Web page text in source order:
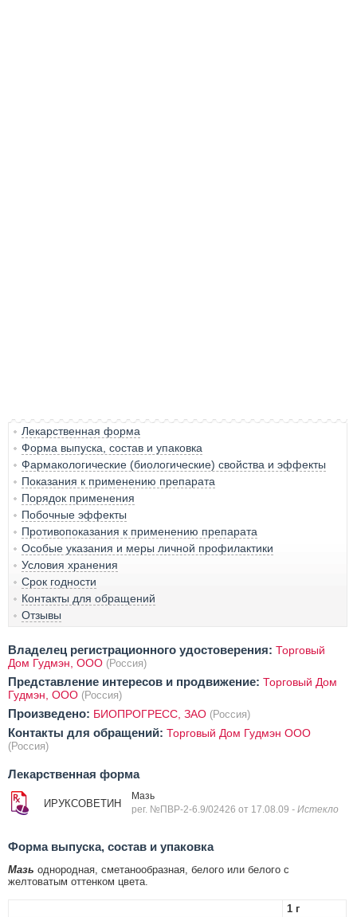
Лекарственная форма
Форма выпуска, состав и упаковка
Фармакологические (биологические) свойства и эффекты
Показания к применению препарата
Порядок применения
Побочные эффекты
Противопоказания к применению препарата
Особые указания и меры личной профилактики
Условия хранения
Срок годности
Контакты для обращений
Отзывы
Владелец регистрационного удостоверения: Торговый
Дом Гудмэн, ООО (Россия)
Представление интересов и продвижение: Торговый Дом
Гудмэн, ООО (Россия)
Произведено: БИОПРОГРЕСС, ЗАО (Россия)
Контакты для обращений: Торговый Дом Гудмэн ООО
(Россия)
Лекарственная форма
ИРУКСОВЕТИН
Мазь
рег. №ПВР-2-6.9/02426 от 17.08.09 - Истекло
Форма выпуска, состав и упаковка
Мазь однородная, сметанообразная, белого или белого с
желтоватым оттенком цвета.
1 г